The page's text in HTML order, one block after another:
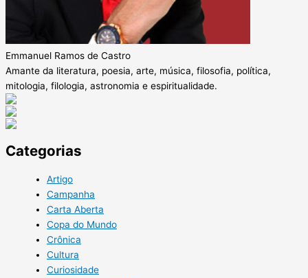
Emmanuel Ramos de Castro
Amante da literatura, poesia, arte, música, filosofia, política,
mitologia, filologia, astronomia e espiritualidade.
Categorias
Artigo
Campanha
Carta Aberta
Copa do Mundo
Crônica
Cultura
Curiosidade